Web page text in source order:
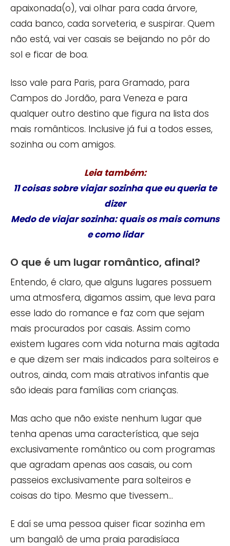
apaixonada(o), vai olhar para cada árvore,
cada banco, cada sorveteria, e suspirar. Quem
não está, vai ver casais se beijando no pôr do
sol e ficar de boa.
Isso vale para Paris, para Gramado, para
Campos do Jordão, para Veneza e para
qualquer outro destino que figura na lista dos
mais românticos. Inclusive já fui a todos esses,
sozinha ou com amigos.
Leia também:
11 coisas sobre viajar sozinha que eu queria te
dizer
Medo de viajar sozinha: quais os mais comuns
e como lidar
O que é um lugar romântico, afinal?
Entendo, é claro, que alguns lugares possuem
uma atmosfera, digamos assim, que leva para
esse lado do romance e faz com que sejam
mais procurados por casais. Assim como
existem lugares com vida noturna mais agitada
e que dizem ser mais indicados para solteiros e
outros, ainda, com mais atrativos infantis que
são ideais para famílias com crianças.
Mas acho que não existe nenhum lugar que
tenha apenas uma característica, que seja
exclusivamente romântico ou com programas
que agradam apenas aos casais, ou com
passeios exclusivamente para solteiros e
coisas do tipo. Mesmo que tivessem…
E daí se uma pessoa quiser ficar sozinha em
um bangalô de uma praia paradisíaca